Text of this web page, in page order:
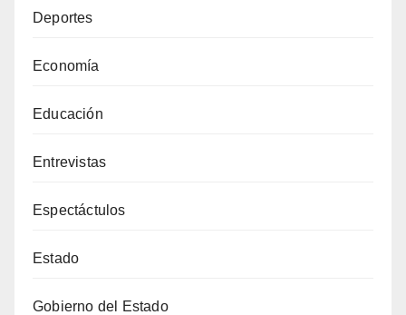
Deportes
Economía
Educación
Entrevistas
Espectáctulos
Estado
Gobierno del Estado